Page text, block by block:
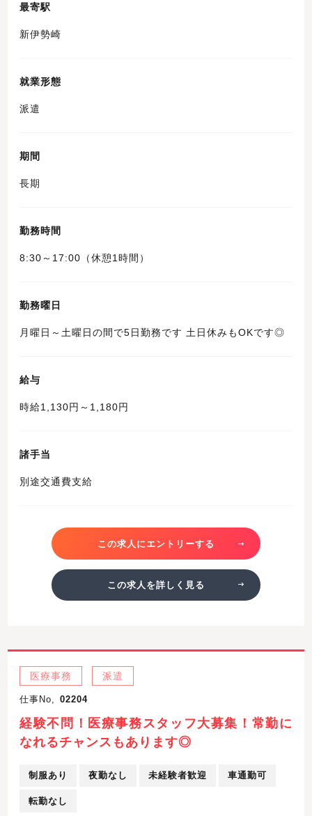
最寄駅
新伊勢崎
就業形態
派遣
期間
長期
勤務時間
8:30～17:00（休憩1時間）
勤務曜日
月曜日～土曜日の間で5日勤務です 土日休みもOKです◎
給与
時給1,130円～1,180円
諸手当
別途交通費支給
この求人にエントリーする
この求人を詳しく見る
医療事務 派遣
仕事No, 02204
経験不問！医療事務スタッフ大募集！常勤に
なれるチャンスもあります◎
制服あり 夜勤なし 未経験者歓迎 車通勤可
転勤なし